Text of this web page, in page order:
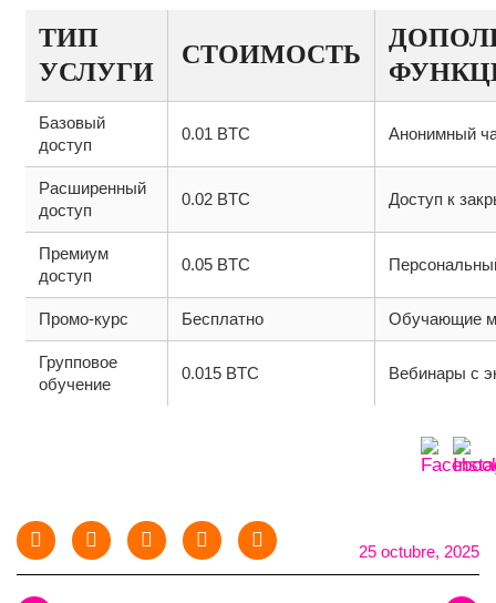
ТИП
УСЛУГИ
СТОИМОСТЬ
Базовый
доступ
0.01 BTC Анонимный
Расширенный
доступ
0.02 BTC Доступ к
Премиум
доступ
0.05 BTC
Промо-курс Бесплатно Обучающие
Групповое
обучение
0.015 BTC Вебинары с
25 octubre, 2025